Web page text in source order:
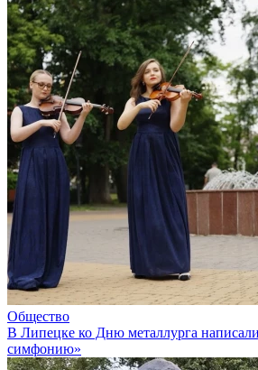
Общество
В Липецке ко Дню металлурга
симфонию»